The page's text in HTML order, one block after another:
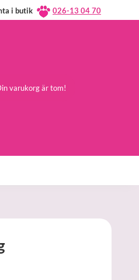
i butik 026-13 04 70
varukorg är tom!